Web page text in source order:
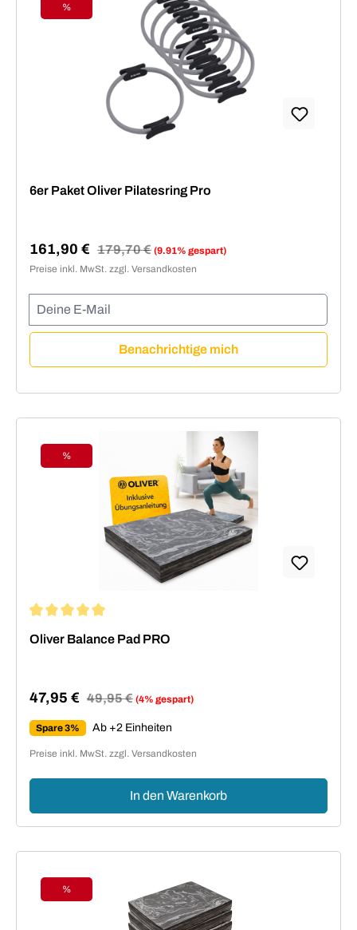
Rabatt
%
6er Paket Oliver Pilatesring Pro
Verkaufspreis:
161,90 € Regulärer Preis:
179,70 € (9.91% gespart)
Preise inkl. MwSt. zzgl. Versandkosten
Deine E-Mail
Benachrichtige mich
Rabatt
%
Oliver Balance Pad PRO
Verkaufspreis:
47,95 € Regulärer Preis:
49,95 € (4% gespart)
Spare 3% Ab +2 Einheiten
Preise inkl. MwSt. zzgl. Versandkosten
In den Warenkorb
Rabatt
%